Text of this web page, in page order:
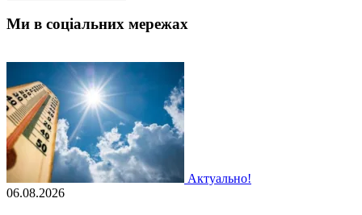
Ми в соціальних мережах
Актуально!
06.08.2026